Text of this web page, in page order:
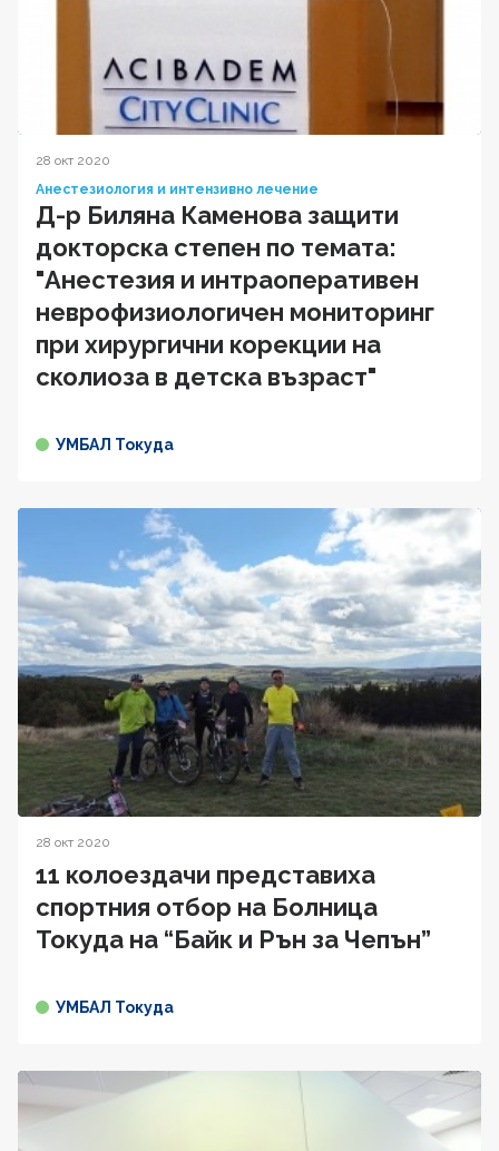
28 окт 2020
Анестезиология и интензивно лечение
Д-р Биляна Каменова защити
докторска степен по темата:
"Анестезия и интраоперативен
неврофизиологичен мониторинг
при хирургични корекции на
сколиоза в детска възраст"
УМБАЛ Токуда
28 окт 2020
11 колоездачи представиха
спортния отбор на Болница
Токуда на “Байк и Рън за Чепън”
УМБАЛ Токуда